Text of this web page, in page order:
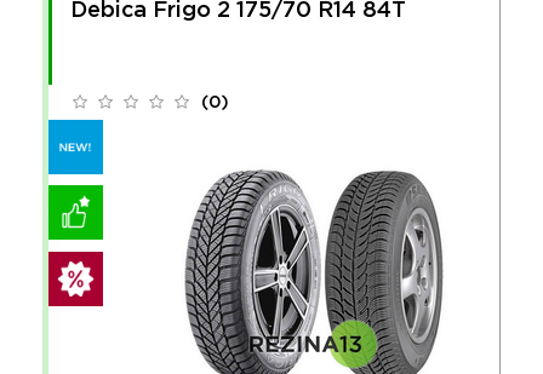
Debica Frigo 2 175/70 R14 84T
(0)